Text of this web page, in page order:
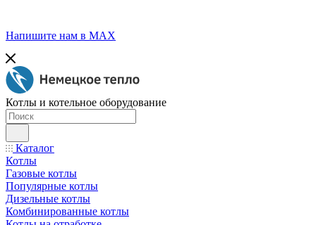
Напишите нам в МАХ
Котлы и котельное оборудование
Каталог
Котлы
Газовые котлы
Популярные котлы
Дизельные котлы
Комбинированные котлы